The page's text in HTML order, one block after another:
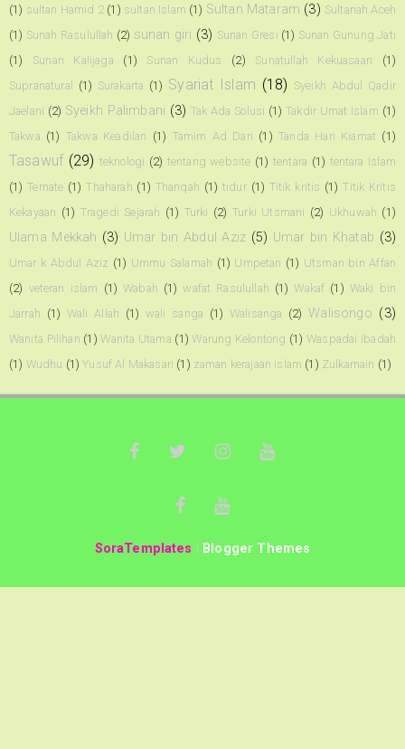
(1) sultan Hamid 2 (1) sultan Islam (1) Sultan Mataram (3) Sultanah Aceh
(1) Sunah Rasulullah (2) sunan giri (3) Sunan Gresi (1) Sunan Gunung Jati
(1)
Sunan Kalijaga (1) Sunan Kudus (2) Sunatullah Kekuasaan
(1)
Supranatural
(1) Surakarta (1) Syariat Islam (18) Syeikh Abdul Qadir
Jaelani (2) Syeikh Palimbani (3) Tak Ada Solusi (1) Takdir Umat Islam (1)
Takwa (1) Takwa Keadilan (1) Tamim Ad Dari (1) Tanda Hari Kiamat (1)
Tasawuf (29) teknologi (2) tentang website (1) tentara (1) tentara Islam
(1) Ternate (1) Thaharah (1) Thariqah (1) tidur (1) Titik kritis (1) Titik Kritis
Kekayaan (1) Tragedi Sejarah (1) Turki (2) Turki Utsmani (2) Ukhuwah (1)
Ulama Mekkah (3) Umar bin Abdul Aziz (5) Umar bin Khatab (3)
Umar k Abdul Aziz (1) Ummu Salamah (1) Umpetan (1) Utsman bin Affan
(2) veteran islam (1) Wabah (1) wafat Rasulullah (1) Wakaf (1) Waki bin
Jarrah (1) Wali Allah (1) wali sanga (1) Walisanga (2) Walisongo (3)
Wanita Pilihan (1) Wanita Utama (1) Warung Kelontong (1) Waspadai Ibadah
(1) Wudhu (1) Yusuf Al Makasari (1) zaman kerajaan islam (1) Zulkarnain (1)
SoraTemplates Blogger Themes